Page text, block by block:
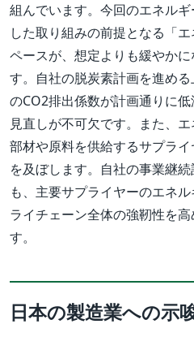
組んでいます。今回のエネル
した取り組みの前提となる「
ペースが、想定よりも緩やか
す。自社の脱炭素計画を進め
のCO2排出係数が計画通りに
見直しが不可欠です。また、エ
部材や原料を供給するサプラ
を及ぼします。自社の事業継
も、主要サプライヤーのエネ
ライチェーン全体の強靭性を
す。
日本の製造業への示